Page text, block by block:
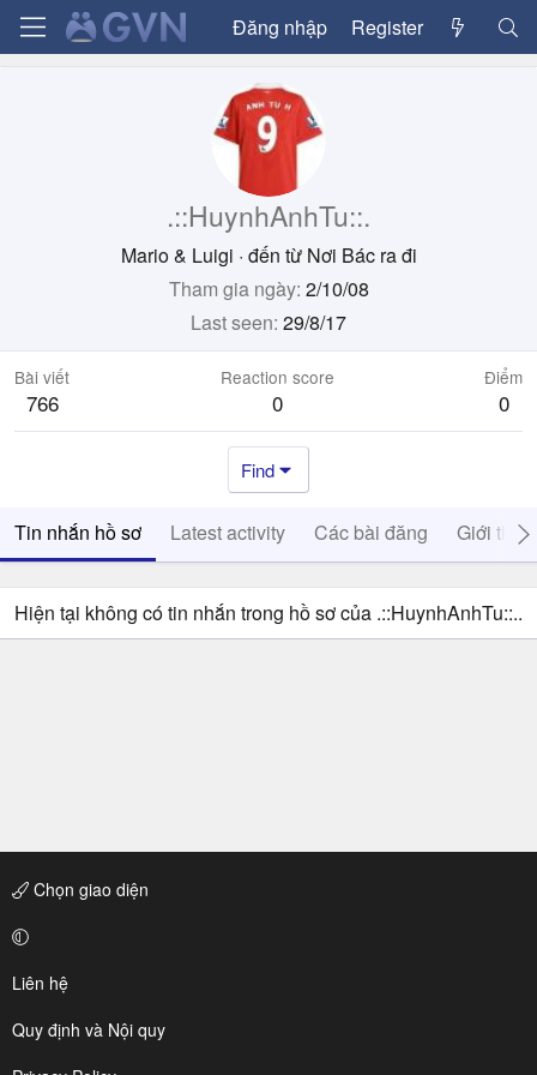
Đăng nhập Register
.::HuynhAnhTu::.
Mario & Luigi · đến từ Nơi Bác ra đi
Tham gia ngày 2/10/08
Last seen 29/8/17
Bài viết
766
Reaction score
0
Điểm
0
Find
Tin nhắn hồ sơ Latest activity Các bài đăng Giới thiệu
Hiện tại không có tin nhắn trong hồ sơ của .::HuynhAnhTu::..
Chọn giao diện
Liên hệ
Quy định và Nội quy